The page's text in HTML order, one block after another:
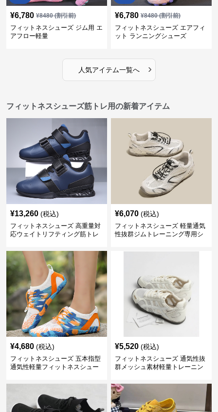
¥6,780 ¥8480(割引前)
フィットネスシューズ ジム用 エ
アフロー軽量
¥6,780 ¥8480(割引前)
フィットネスシューズ エアフィ
ット ランニングシューズ
人気アイテム一覧へ ›
フィットネスシューズ筋トレ用の新着アイテム
¥13,260 (税込)
フィットネスシューズ 高重量対
応ウェイトリフティング筋トレ
¥6,070 (税込)
フィットネスシューズ 軽量通気
性抜群ジムトレーニング専用シ
¥4,680 (税込)
フィットネスシューズ 五本指型
通気性軽量フィットネスシュー
¥5,520 (税込)
フィットネスシューズ 通気性抜
群メッシュ素材軽量トレーニン